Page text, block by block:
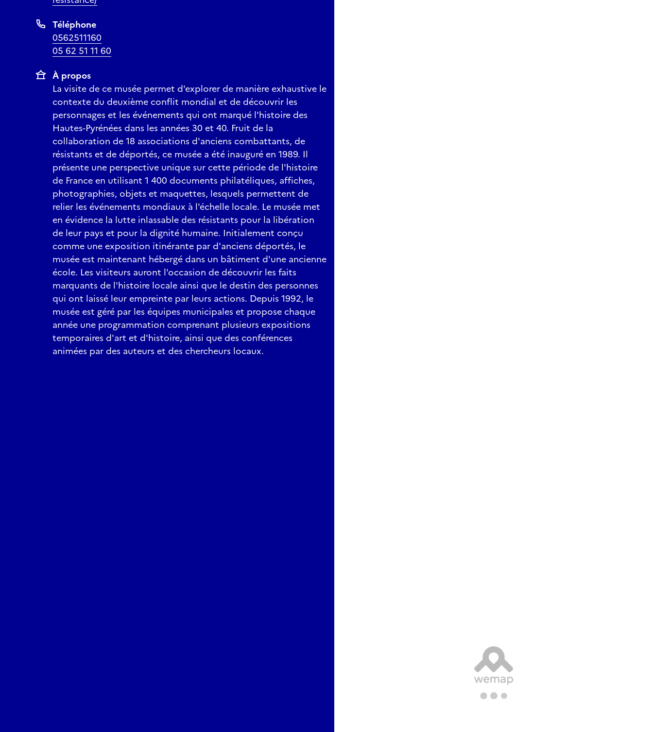
Téléphone
0562511160
05 62 51 11 60
À propos
La visite de ce musée permet d'explorer de manière exhaustive le
contexte du deuxième conflit mondial et de découvrir les
personnages et les événements qui ont marqué l'histoire des
Hautes-Pyrénées dans les années 30 et 40. Fruit de la
collaboration de 18 associations d'anciens combattants, de
résistants et de déportés, ce musée a été inauguré en 1989. Il
présente une perspective unique sur cette période de l'histoire
de France en utilisant 1 400 documents philatéliques, affiches,
photographies, objets et maquettes, lesquels permettent de
relier les événements mondiaux à l'échelle locale. Le musée met
en évidence la lutte inlassable des résistants pour la libération
de leur pays et pour la dignité humaine. Initialement conçu
comme une exposition itinérante par d'anciens déportés, le
musée est maintenant hébergé dans un bâtiment d'une ancienne
école. Les visiteurs auront l'occasion de découvrir les faits
marquants de l'histoire locale ainsi que le destin des personnes
qui ont laissé leur empreinte par leurs actions. Depuis 1992, le
musée est géré par les équipes municipales et propose chaque
année une programmation comprenant plusieurs expositions
temporaires d'art et d'histoire, ainsi que des conférences
animées par des auteurs et des chercheurs locaux.